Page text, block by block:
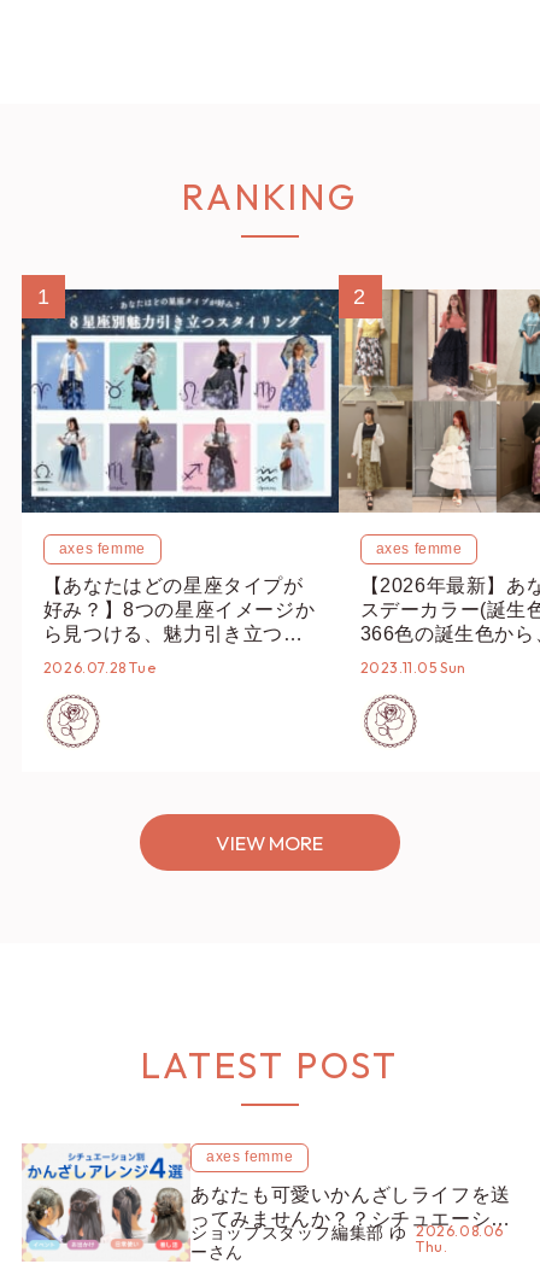
RANKING
1
axes femme
【あなたはどの星座タイプが
好み？】8つの星座イメージか
ら見つける、魅力引き立つス
タイリング♡
2026.07.28 Tue
2
axes femme
【2026年最新】あ
スデーカラー(誕生
366色の誕生色から
誕生色、バースデ
2023.11.05 Sun
VIEW MORE
LATEST POST
axes femme
あなたも可愛いかんざしライフを送
ってみませんか？？シチュエーショ
ン別“かんざし”のオススメ【ショッ
ショップスタッフ編集部 ゆ
ーさん
2026.08.06
Thu.